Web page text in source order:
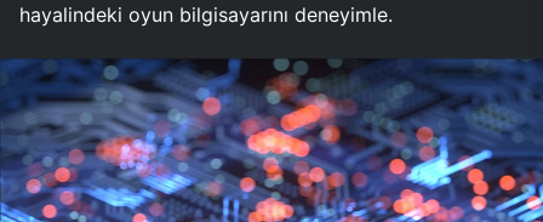
hayalindeki oyun bilgisayarını deneyimle.